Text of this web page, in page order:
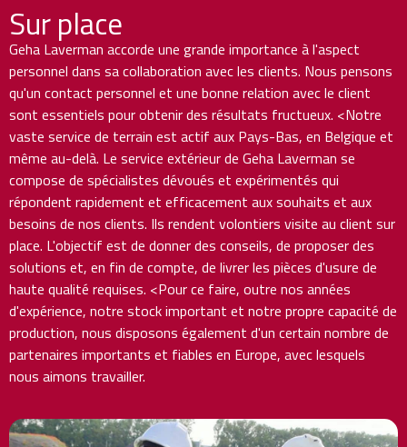
Sur place
Geha Laverman accorde une grande importance à l'aspect
personnel dans sa collaboration avec les clients. Nous pensons
qu'un contact personnel et une bonne relation avec le client
sont essentiels pour obtenir des résultats fructueux. <Notre
vaste service de terrain est actif aux Pays-Bas, en Belgique et
même au-delà. Le service extérieur de Geha Laverman se
compose de spécialistes dévoués et expérimentés qui
répondent rapidement et efficacement aux souhaits et aux
besoins de nos clients. Ils rendent volontiers visite au client sur
place. L'objectif est de donner des conseils, de proposer des
solutions et, en fin de compte, de livrer les pièces d'usure de
haute qualité requises. <Pour ce faire, outre nos années
d'expérience, notre stock important et notre propre capacité de
production, nous disposons également d'un certain nombre de
partenaires importants et fiables en Europe, avec lesquels
nous aimons travailler.